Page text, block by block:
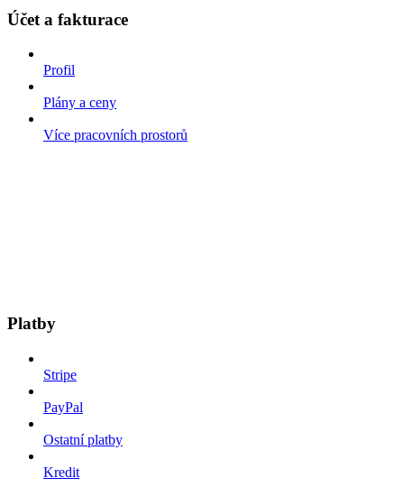
Účet a fakturace
Profil
Plány a ceny
Více pracovních prostorů
Platby
Stripe
PayPal
Ostatní platby
Kredit